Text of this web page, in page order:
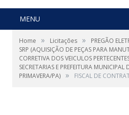
MENU
Home » Licitações »
PREGÃO
SRP (AQUISIÇÃO DE PEÇAS PARA
CORRETIVA DOS VEICULOS
SECRETARIAS E PREFEITURA MUNICIPAL
PRIMAVERA/PA) » FISCAL DE